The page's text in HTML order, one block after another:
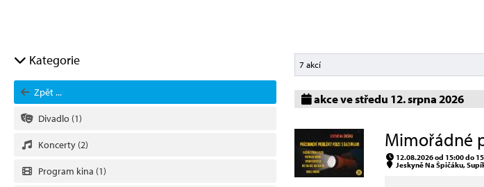
Kategorie
Zpět ...
Divadlo (1)
Koncerty (2)
Program kina (1)
7 akcí
akce ve středu 12. srpna 2026
Mimořádné
12.08.2026 od 15:00 do
Jeskyně Na Špičáku,